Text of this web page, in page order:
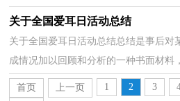
的语言组织能力，因此十分有必须要写
关于全国爱耳日活动总结
关于全国爱耳日活动总结总结是事后对
成情况加以回顾和分析的一种书面材料
了解以往的学习和工作情况，让我们一
首页 上一页 1 2 3